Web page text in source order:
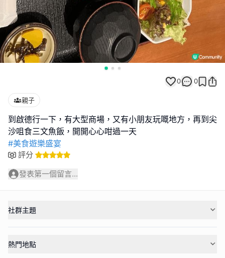
0 0
親子
到啟德行一下，有大型商場，又有小朋友玩嘅地方，再到尖
#美食遊樂盛宴
評分
發表第一個留言...
社群主題
熱門地點